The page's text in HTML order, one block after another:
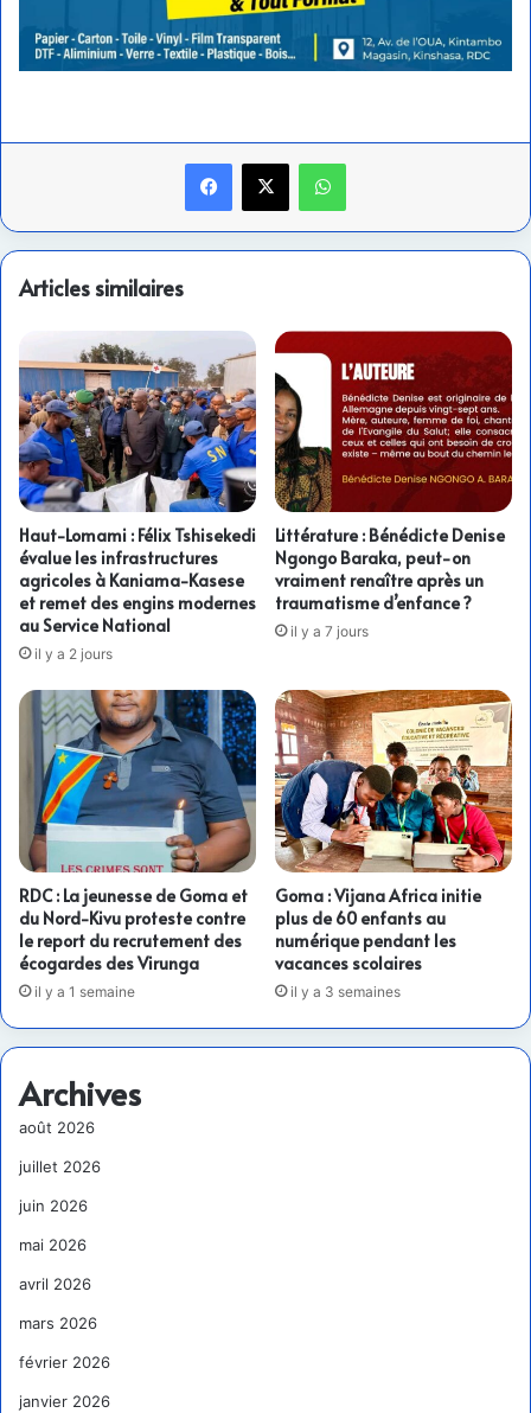
Facebook
X WhatsApp
Articles similaires
Haut-Lomami : Félix Tshisekedi
évalue les infrastructures
agricoles à Kaniama-Kasese
et remet des engins modernes
au Service National
il y a 2 jours
Littérature : Bénédicte Denise
Ngongo Baraka, peut-on
vraiment renaître après un
traumatisme d’enfance ?
il y a 7 jours
RDC : La jeunesse de Goma et
du Nord-Kivu proteste contre
le report du recrutement des
écogardes des Virunga
il y a 1 semaine
Goma : Vijana Africa initie
plus de 60 enfants au
numérique pendant les
vacances scolaires
il y a 3 semaines
Archives
août 2026
juillet 2026
juin 2026
mai 2026
avril 2026
mars 2026
février 2026
janvier 2026